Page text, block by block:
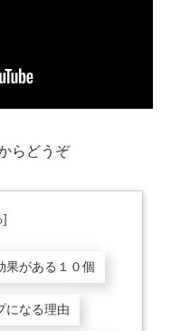
らどうぞ
果がある１０個
になる理由